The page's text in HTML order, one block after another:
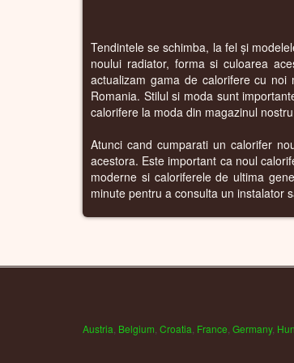
Tendintele se schimba, la fel și
noului radiator, forma si culoarea
actualizam gama de calorifere cu
Romania. Stilul si moda sunt
calorifere la moda din magazinul
Atunci cand cumparati un calorifer
acestora. Este important ca noul
moderne si caloriferele de ultima
minute pentru a consulta un instalator
Austria Belgium Croatia France Germany,